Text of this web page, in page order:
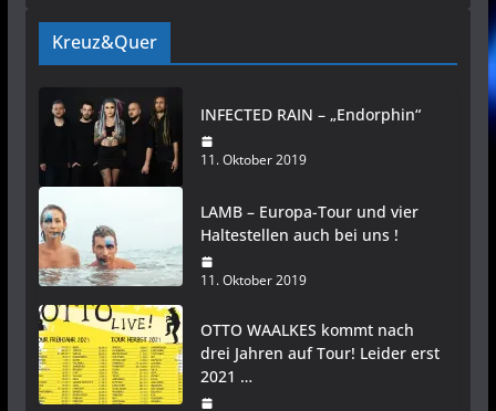
Kreuz&Quer
INFECTED RAIN – „Endorphin“
11. Oktober 2019
LAMB – Europa-Tour und vier
Haltestellen auch bei uns !
11. Oktober 2019
OTTO WAALKES kommt nach
drei Jahren auf Tour! Leider erst
2021 …